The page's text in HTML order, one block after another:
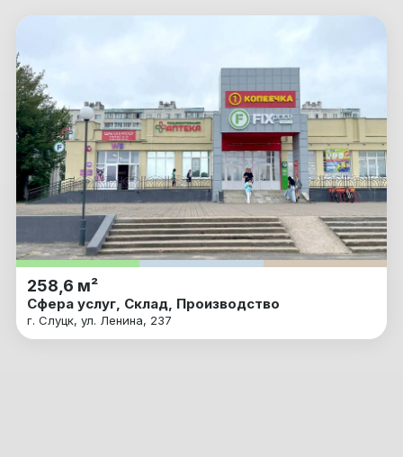
258,6 м²
Сфера услуг, Склад, Производство
г. Слуцк, ул. Ленина, 237